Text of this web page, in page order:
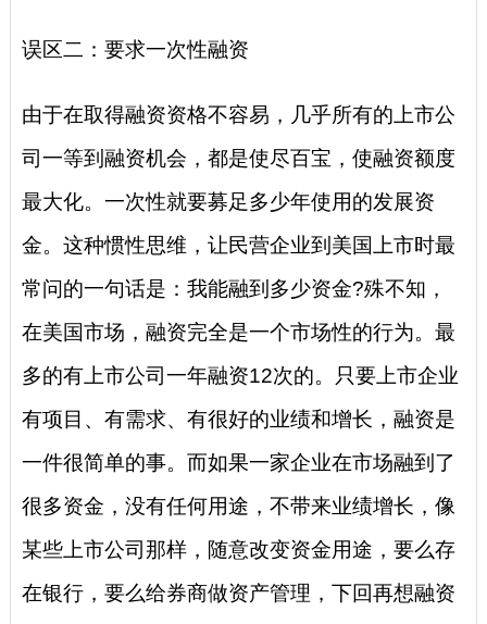
误区二：要求一次性融资
由于在取得融资资格不容易，几乎所有的上市公
司一等到融资机会，都是使尽百宝，使融资额度
最大化。一次性就要募足多少年使用的发展资
金。这种惯性思维，让民营企业到美国上市时最
常问的一句话是：我能融到多少资金?殊不知，
在美国市场，融资完全是一个市场性的行为。最
多的有上市公司一年融资12次的。只要上市企业
有项目、有需求、有很好的业绩和增长，融资是
一件很简单的事。而如果一家企业在市场融到了
很多资金，没有任何用途，不带来业绩增长，像
某些上市公司那样，随意改变资金用途，要么存
在银行，要么给券商做资产管理，下回再想融资